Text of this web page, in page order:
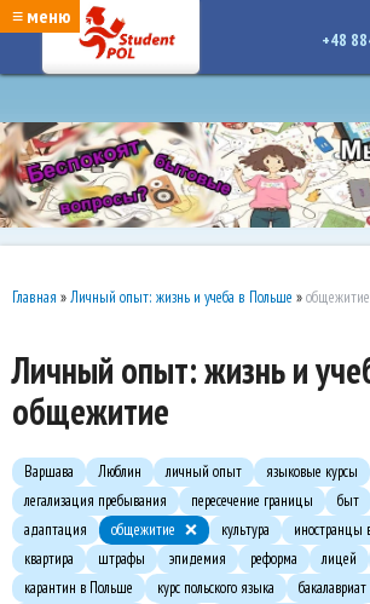
google-site-verification:
google7a917c261df1566b.html
≡ меню
+48
Главная »Личный опыт: жизнь и учеба в Польше »общежитие
Личный опыт: жизнь и
общежитие
Варшава Люблин личный опыт языковые курсы
легализация пребывания
пересечение границы быт
адаптация
общежитие культура иностранцы
квартира
штрафы эпидемия реформа лицей
карантин в Польше
курс польского языка